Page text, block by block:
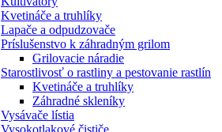
Kvetináče a truhlíky
Lapače a odpudzovače
Príslušenstvo k záhradným grilom
Grilovacie náradie
Starostlivosť o rastliny a pestovanie rastlín
Kvetináče a truhlíky
Záhradné skleníky
Vysávače lístia
Vysokotlakové čističe